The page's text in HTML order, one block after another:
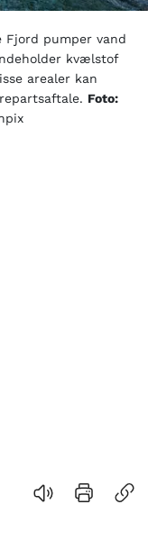
Fjord pumper vand
kvælstof
arealer kan
Foto: